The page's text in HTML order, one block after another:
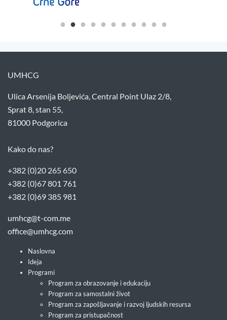
UMHCG
Ulica Arsenija Boljevića, Central Point Ulaz 2/8,
Sprat 8, stan 55,
81000 Podgorica
Kako do nas?
+382 (0)20 265 650
+382 (0)67 801 761
+382 (0)69 385 981
umhcg@t-com.me
office@umhcg.com
Naslovna
Ideja
Programi
Program za obrazovanje i edukaciju
Program za samostalni život
Program za zapošljavanje i razvoj ljudskih resursa
Program za pristupačnost